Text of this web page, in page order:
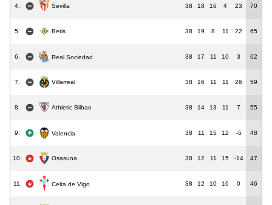
4. Sevilla 38 18 16 4 23 70
5. Betis 38 19 8 11 22 65
6. Real Sociedad 38 17 11 10 3 62
7. Villarreal 38 16 11 11 26 59
8. Athletic Bilbao 38 14 13 11 7 55
9. Valencia 38 11 15 12 -5 48
10. Osasuna 38 12 11 15 -14 47
11. Celta de Vigo 38 12 10 16 0 46